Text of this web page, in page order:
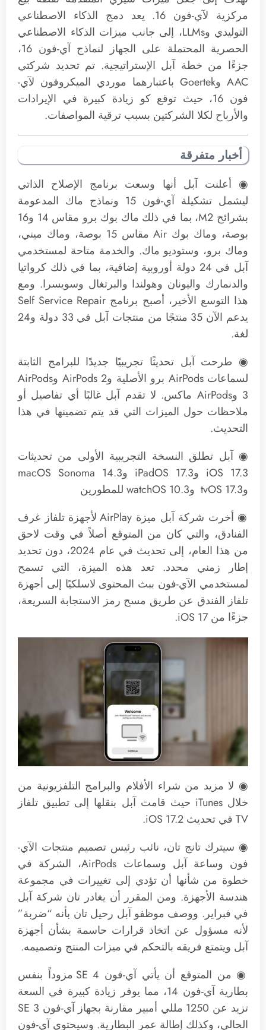
مركزية لآي-فون 16. يعد دمج الذكاء الاصطناعي
التوليدي وLLMs، إلى جانب ميزات الذكاء الاصطناعي
الحصرية المحتملة على الجهاز لنماذج آي-فون 16،
جزءًا من خطة آبل الإستراتيجية. تم تحديد شركتي
AAC وGoertek باعتبارهما موردي الميكروفون لآي-
فون 16، حيث توقع كو زيادة كبيرة في الإيرادات
والأرباح لكلا الشركتين بسبب ترقية المواصفات.
أخبار متفرقة
◉ أعلنت آبل أنها وسعت برنامج الإصلاح الذاتي
ليشمل تشكيلة آي-فون 15 ونماذج ماك المدعومة
بشرائح M2، بما في ذلك ماك بوك برو مقاس 14 و16
بوصة، وماك بوك Air مقاس 15 بوصة، وماك ميني،
وماك برو، وستوديو ماك. والخدمة متاحة لمستخدمي
آبل في 24 دولة أوروبية إضافية، بما في ذلك كرواتيا
والدنمارك واليونان وهولندا والبرتغال وسويسرا. ومع
هذا التوسع الأخير، أصبح برنامج Self Service Repair
يدعم الآن 35 منتجًا من منتجات آبل في 33 دولة و24
لغة.
◉ طرحت آبل تحديثًا تجريبيًا جديدًا للبرامج الثابتة
لسماعات AirPods برو الأصلية وAirPods 2 وAirPods
3 وAirPods ماكس. لا تقدم آبل غالبًا أي تفاصيل أو
ملاحظات حول الميزات التي قد يتم تضمينها في هذا
التحديث.
◉ آبل تطلق النسخة التجريبية الأولى من تحديثات
iOS 17.3 وiPadOS 17.3 وmacOS Sonoma 14.3
وtvOS 17.3 وwatchOS 10.3 للمطورين
◉ أخرت شركة آبل ميزة AirPlay لأجهزة تلفاز غرف
الفنادق، والتي كان من المتوقع أصلاً في وقت لاحق
من هذا العام، إلى تحديث في عام 2024، دون تحديد
إطار زمني محدد. تعد هذه الميزة، التي تسمح
لمستخدمي الآي-فون ببث المحتوى لاسلكيًا إلى أجهزة
تلفاز الفندق عن طريق مسح رمز الاستجابة السريعة،
جزءًا من iOS 17.
◉ لا مزيد من شراء الأفلام والبرامج التلفزيونية من
خلال iTunes حيث قامت آبل بنقلها إلى تطبيق تلفاز
TV في تحديث iOS 17.2.
◉ سيترك تانج تان، نائب رئيس تصميم منتجات الآي-
فون وساعة آبل وسماعات AirPods، الشركة في
خطوة من شأنها أن تؤدي إلى تغييرات في مجموعة
هندسة الأجهزة. ومن المقرر أن يغادر تان شركة آبل
في فبراير. ووصف موظفو آبل رحيل تان بأنه “ضربة”
لأنه مسؤول عن اتخاذ قرارات حاسمة بشأن ‌أجهزة
آبل ويتمتع فريقه بالتحكم في ميزات المنتج وتصميمه.
◉ من المتوقع أن يأتي آي-فون SE 4 مزوداً بنفس
بطارية آي-فون 14، مما يوفر زيادة كبيرة في السعة
تزيد عن 1250 مللي أمبير مقارنة بجهاز آي-فون SE 3
الحالي، وكذلك إطالة عمر البطارية. وسيحتوي آي-فون